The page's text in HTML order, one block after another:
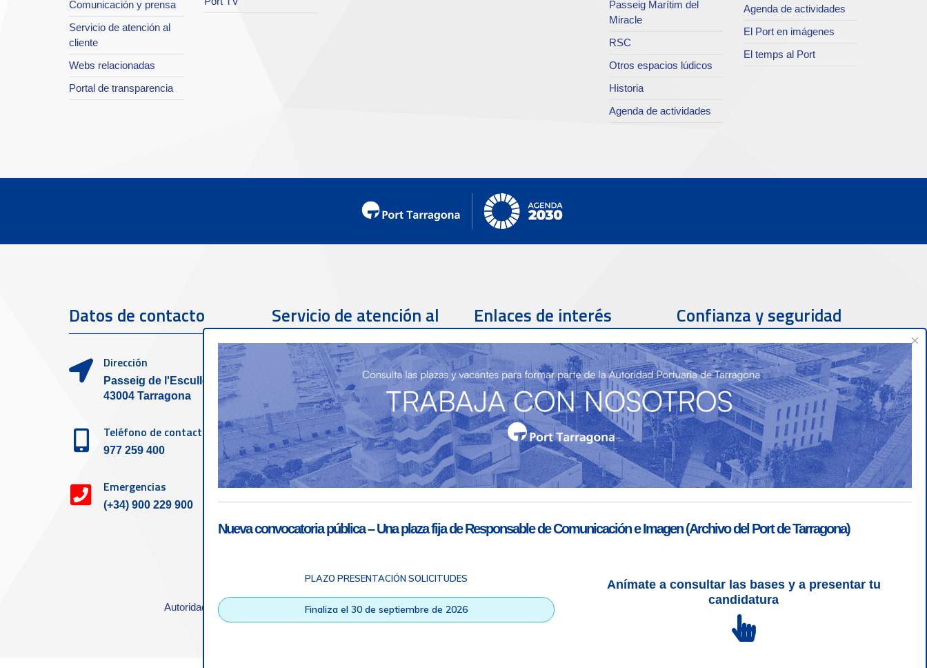
Comunicación y prensa
Servicio de atención al
cliente
Webs relacionadas
Portal de transparencia
Passeig Marítim del
Miracle
RSC
Otros espacios lúdicos
Historia
Agenda de actividades
Agenda de actividades
El Port en imágenes
El temps al Port
Datos de contacto
Dirección
Passeig de l'Escullera s/n,
43004 Tarragona
Teléfono de contacto
977 259 400
Emergencias
(+34) 900 229 900
Servicio de atención al
cliente
Teléfono de contacto
977 259 462
Email de contacto
sac@porttarragona.cat
Información SAC
Enlaces de interés
Partners
Confianza y seguridad
Accesibilidad| Nota legal| Info RGPD| Información de grabación telefónica |SGSI|Login
Autoridad Portuaria de Tarragona © Todos los derechos reservados | Diseño Web Responsive | HTML 5 | CSS 3 | WCAG 2 y WW3C
×
Nueva convocatoria pública – Una plaza fija de Responsable de Comunicación e Imagen (Archivo del Port de Tarragona)
PLAZO PRESENTACIÓN SOLICITUDES
Finaliza el 30 de septiembre de 2026
Anímate a consultar las bases y a presentar tu
candidatura